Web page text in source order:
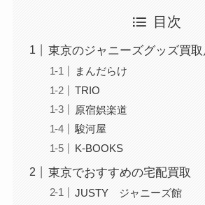
目次
東京のジャニーズグッズ買
まんだらけ
TRIO
原宿娯楽道
駿河屋
K-BOOKS
東京でおすすめの宅配買取
JUSTY ジャニーズ館